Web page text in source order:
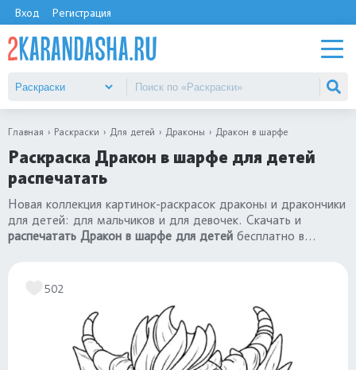
Вход Регистрация
Главная Раскраски Для детей Драконы Дракон в шарфе
Раскраска Дракон в шарфе для детей
распечатать
Новая коллекция картинок-раскрасок драконы и дракончики
для детей: для мальчиков и для девочек. Скачать и
распечатать Дракон в шарфе для детей бесплатно в
502